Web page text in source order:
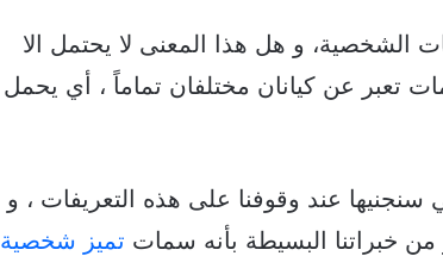
و هل هذا المعنى لا يحتمل الا
تعبر عن كيانان مختلفان تماماً ، أي يحمل
عند وقوفنا على هذه التعريفات ، و
خبراتنا البسيطة بأنه سمات تميز شخصية